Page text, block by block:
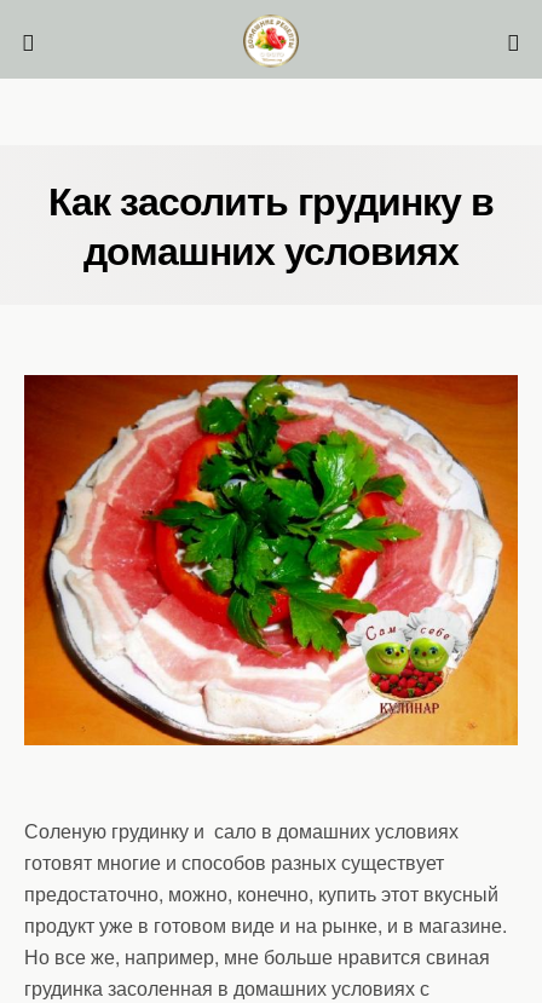
Как засолить грудинку в
домашних условиях
Соленую грудинку и сало в домашних условиях
готовят многие и способов разных существует
предостаточно, можно, конечно, купить этот вкусный
продукт уже в готовом виде и на рынке, и в магазине.
Но все же, например, мне больше нравится свиная
грудинка засоленная в домашних условиях с